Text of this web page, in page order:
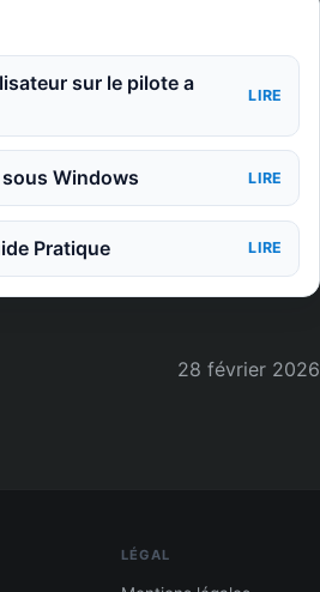
sur le pilote a
LIRE
Windows LIRE
Pratique LIRE
28 février 2026
LÉGAL